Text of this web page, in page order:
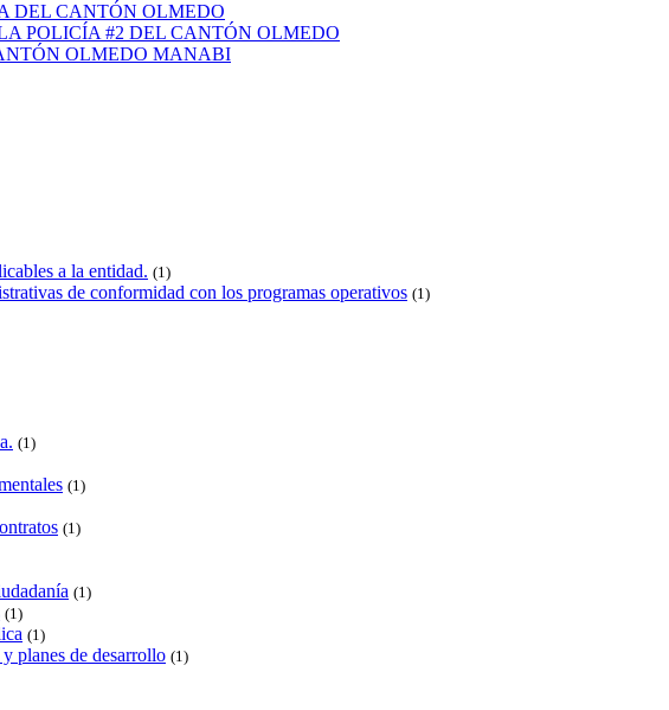
DEL CANTÓN OLMEDO
POLICÍA #2 DEL CANTÓN OLMEDO
OLMEDO MANABI
a la entidad. (1)
de conformidad con los programas operativos (1)
(1)
(1)
(1)
(1)
(1)
(1)
planes de desarrollo (1)